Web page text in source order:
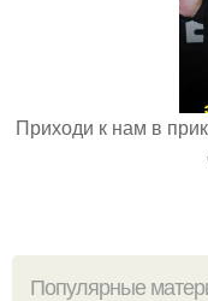
Приходи к нам в
Популярные